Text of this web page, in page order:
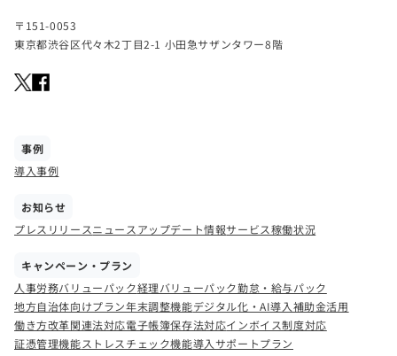
〒151-0053
東京都渋谷区代々木2丁目2-1 小田急サザンタワー8階
事例
導入事例
お知らせ
プレスリリースニュース アップデート情報サービス稼働状況
キャンペーン・プラン
人事労務バリューパック経理バリューパック勤怠・給与パック
地方自治体向けプラン年末調整機能デジタル化・AI導入補助金活用
働き方改革関連法対応電子帳簿保存法対応インボイス制度対応
証憑管理機能ストレスチェック機能導入サポートプラン